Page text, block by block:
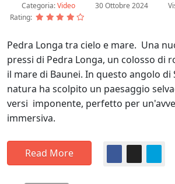
Categoria:Video 30 Ottobre 2024
Rating:
Pedra Longa tra cielo e mare. Una
pressi di Pedra Longa, un colosso di
il mare di Baunei. In questo angolo di
natura ha scolpito un paesaggio
versi imponente, perfetto per
immersiva.
Read More